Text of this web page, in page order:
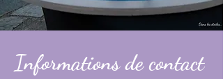
Informations de contact